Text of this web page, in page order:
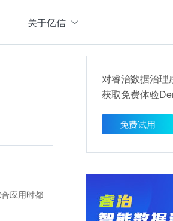
源，了解数据来龙去脉
数据资
提供各类
管理摸清家底，以资产编目盘点数据资产，提供数据服
建设方案
及商业智能方案
集补录、数据ETL建模、数据实时存储、数据分析展
关于亿信
应用时都
对睿治数据治理
获取免费体验
免费试用